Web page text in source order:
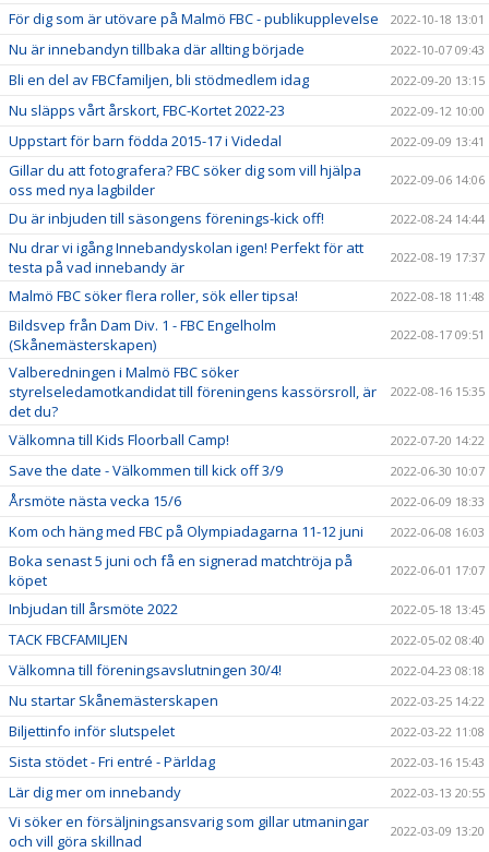
För dig som är utövare på Malmö FBC - publikupplevelse 2022-10-18 13:01
Nu är innebandyn tillbaka där allting började 2022-10-07 09:43
Bli en del av FBCfamiljen, bli stödmedlem idag 2022-09-20 13:15
Nu släpps vårt årskort, FBC-Kortet 2022-23 2022-09-12 10:00
Uppstart för barn födda 2015-17 i Videdal 2022-09-09 13:41
Gillar du att fotografera? FBC söker dig som vill hjälpa
oss med nya lagbilder
2022-09-06 14:06
Du är inbjuden till säsongens förenings-kick off! 2022-08-24 14:44
Nu drar vi igång Innebandyskolan igen! Perfekt för att
testa på vad innebandy är
2022-08-19 17:37
Malmö FBC söker flera roller, sök eller tipsa! 2022-08-18 11:48
Bildsvep från Dam Div. 1 - FBC Engelholm
(Skånemästerskapen)
2022-08-17 09:51
Valberedningen i Malmö FBC söker
styrelseledamotkandidat till föreningens kassörsroll, är
det du?
2022-08-16 15:35
Välkomna till Kids Floorball Camp! 2022-07-20 14:22
Save the date - Välkommen till kick off 3/9 2022-06-30 10:07
Årsmöte nästa vecka 15/6 2022-06-09 18:33
Kom och häng med FBC på Olympiadagarna 11-12 juni 2022-06-08 16:03
Boka senast 5 juni och få en signerad matchtröja på
köpet
2022-06-01 17:07
Inbjudan till årsmöte 2022 2022-05-18 13:45
TACK FBCFAMILJEN 2022-05-02 08:40
Välkomna till föreningsavslutningen 30/4! 2022-04-23 08:18
Nu startar Skånemästerskapen 2022-03-25 14:22
Biljettinfo inför slutspelet 2022-03-22 11:08
Sista stödet - Fri entré - Pärldag 2022-03-16 15:43
Lär dig mer om innebandy 2022-03-13 20:55
Vi söker en försäljningsansvarig som gillar utmaningar
och vill göra skillnad
2022-03-09 13:20